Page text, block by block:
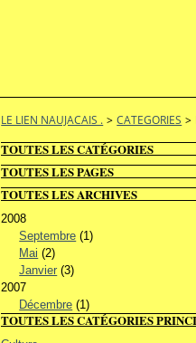
LE LIEN NAUJACAIS . > CATEGORIES >
TOUTES LES CATÉGORIES
TOUTES LES PAGES
TOUTES LES ARCHIVES
2008
Septembre (1)
Mai (2)
Janvier (3)
2007
Décembre (1)
TOUTES LES CATÉGORIES